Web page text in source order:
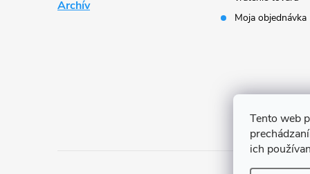
Tento web
ich
Archív
Moja objednávka